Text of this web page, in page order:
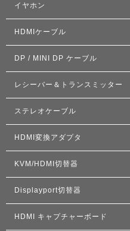
イヤホン
HDMIケーブル
DP / MINI DP ケーブル
レシーバー＆トランスミッター
ステレオケーブル
HDMI変換アダプタ
KVM/HDMI切替器
Displayport切替器
HDMI キャプチャーボード